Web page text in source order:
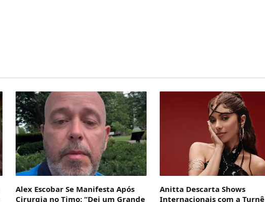
Alex Escobar Se Manifesta Após
Cirurgia no Timo: “Dei um Grande
Anitta Descarta Shows
Internacionais com a Turnê